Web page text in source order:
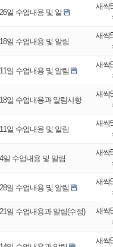
일 수업내용 및 알
새싹
일 수업내용 및 알림
새싹
일 수업내용 및 알림
새싹
일 수업내용과 알림사항
새싹
일 수업내용 및 알림
새싹
일 수업내용 및 알림
새싹
일 수업내용 및 알림
새싹
일 수업내용과 알림(수정)
새싹
새싹